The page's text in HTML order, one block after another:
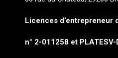
Licences d’entrepreneur
n° 2-011258 et